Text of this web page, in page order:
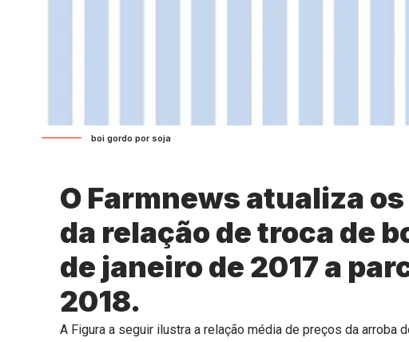
boi gordo por soja
O Farmnews atualiza
da relação de troca de
de janeiro de 2017 a
2018.
A Figura a seguir ilustra a relação média de preços da arroba